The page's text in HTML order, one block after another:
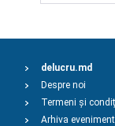
delucru.md
Despre noi
Termeni și
Arhiva